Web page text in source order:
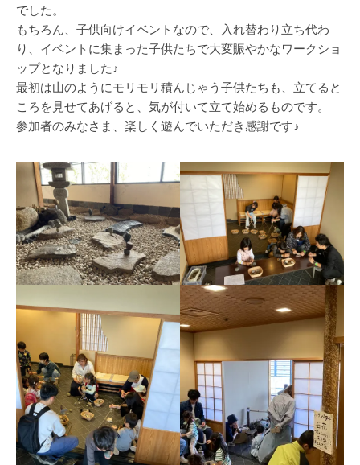
でした。
もちろん、子供向けイベントなので、入れ替わり立ち代わ
り、イベントに集まった子供たちで大変賑やかなワークショ
ップとなりました♪
最初は山のようにモリモリ積んじゃう子供たちも、立てると
ころを見せてあげると、気が付いて立て始めるものです。
参加者のみなさま、楽しく遊んでいただき感謝です♪